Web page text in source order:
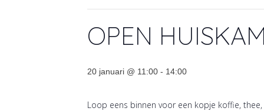
OPEN
20 januari @ 11:00 - 14:00
Loop eens binnen voor een kopje koffie,